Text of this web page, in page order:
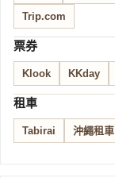
Trip.com
票券
Klook KKday
租車
Tabirai 沖繩租車